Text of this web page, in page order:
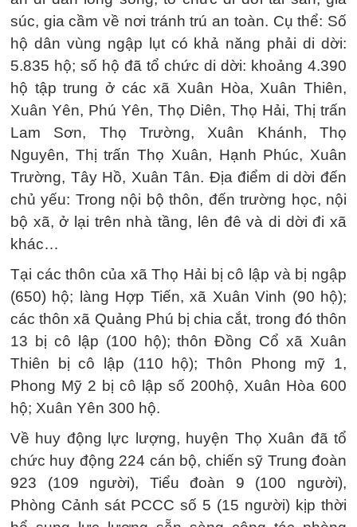
súc, gia cầm về nơi tránh trú an toàn. Cụ thể: Số
hộ dân vùng ngập lụt có khả năng phải di dời:
5.835 hộ; số hộ đã tổ chức di dời: khoảng 4.390
hộ tập trung ở các xã Xuân Hòa, Xuân Thiên,
Xuân Yên, Phú Yên, Thọ Diên, Thọ Hải, Thị trấn
Lam Sơn, Thọ Trường, Xuân Khánh, Thọ
Nguyên, Thị trấn Thọ Xuân, Hạnh Phúc, Xuân
Trường, Tây Hồ, Xuân Tân. Địa điểm di dời đến
chủ yếu: Trong nội bộ thôn, đến trường học, nội
bộ xã, ở lại trên nhà tầng, lên đê và di dời đi xã
khác…
Tại các thôn của xã Thọ Hải bị cô lập và bị ngập
(650) hộ; làng Hợp Tiến, xã Xuân Vinh (90 hộ);
các thôn xã Quảng Phú bị chia cắt, trong đó thôn
13 bị cô lập (100 hộ); thôn Đồng Cổ xã Xuân
Thiên bị cô lập (110 hộ); Thôn Phong mỹ 1,
Phong Mỹ 2 bị cô lập số 200hộ, Xuân Hòa 600
hộ; Xuân Yên 300 hộ.
Về huy động lực lượng, huyện Thọ Xuân đã tổ
chức huy động 224 cán bộ, chiến sỹ Trung đoàn
923 (109 người), Tiểu đoàn 9 (100 người),
Phòng Cảnh sát PCCC số 5 (15 người) kịp thời